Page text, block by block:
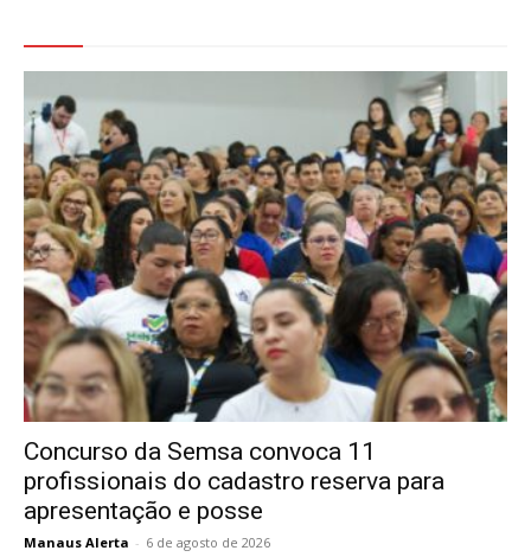
Concurso da Semsa convoca 11
profissionais do cadastro reserva para
apresentação e posse
Manaus Alerta - 6 de agosto de 2026